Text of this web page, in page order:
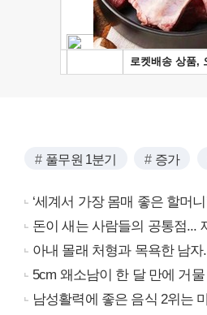
풀무원 1분기 증가
‘세계서 가장 몸매 좋은 할머
돈이 새는 사람들의 공통점...
아내 몰래 처형과 목욕한 남자
5cm 왜소남이 한 달 만에 거
남성활력에 좋은 음식 2위는